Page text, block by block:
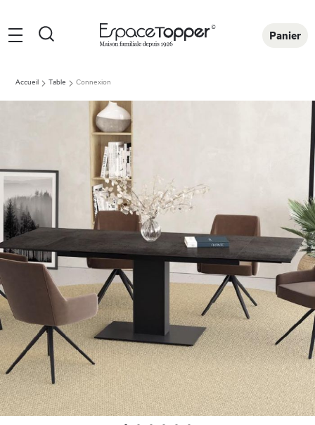
Panier
Rechercher
Accueil Table Connexion
of
the
images
gallery